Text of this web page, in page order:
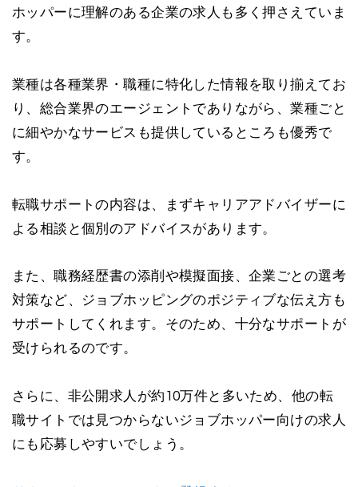
ホッパーに理解のある企業の求人も多く押さえていま
す。
業種は各種業界・職種に特化した情報を取り揃えてお
り、総合業界のエージェントでありながら、業種ごと
に細やかなサービスも提供しているところも優秀で
す。
転職サポートの内容は、まずキャリアアドバイザーに
よる相談と個別のアドバイスがあります。
また、職務経歴書の添削や模擬面接、企業ごとの選考
対策など、ジョブホッピングのポジティブな伝え方も
サポートしてくれます。そのため、十分なサポートが
受けられるのです。
さらに、非公開求人が約10万件と多いため、他の転
職サイトでは見つからないジョブホッパー向けの求人
にも応募しやすいでしょう。